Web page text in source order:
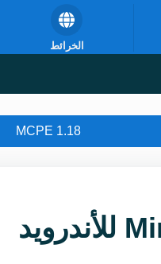
الخرائط
MCPE 1.18